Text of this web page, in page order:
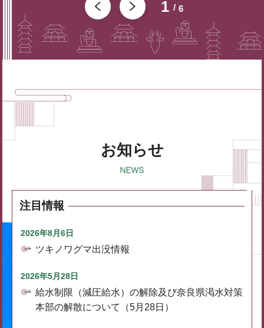
1 6
お知らせ
注目情報
2026年8月6日
ツキノワグマ出没情報
2026年5月28日
給水制限（減圧給水）の解除及び奈良県渇水対策
本部の解散について（5月28日）